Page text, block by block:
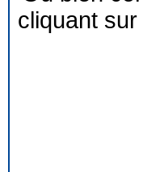
cliquant